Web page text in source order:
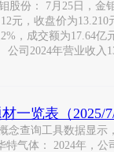
股份： 7月25日，金
元，收盘价为13.210
，成交额为17.64亿
公司2024年营业收入
一览表（2025/7/
念查询工具数据显示
特气体： 2024年，公